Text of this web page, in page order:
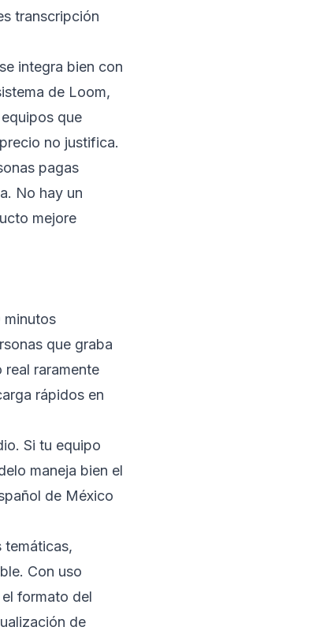
transcripción
integra bien con
de Loom,
que
no justifica.
pagas
No hay un
mejore
minutos
que graba
raramente
rápidos en
Si tu equipo
maneja bien el
de México
temáticas,
Con uso
formato del
de